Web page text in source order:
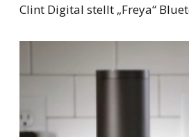
Clint Digital stellt „Freya“